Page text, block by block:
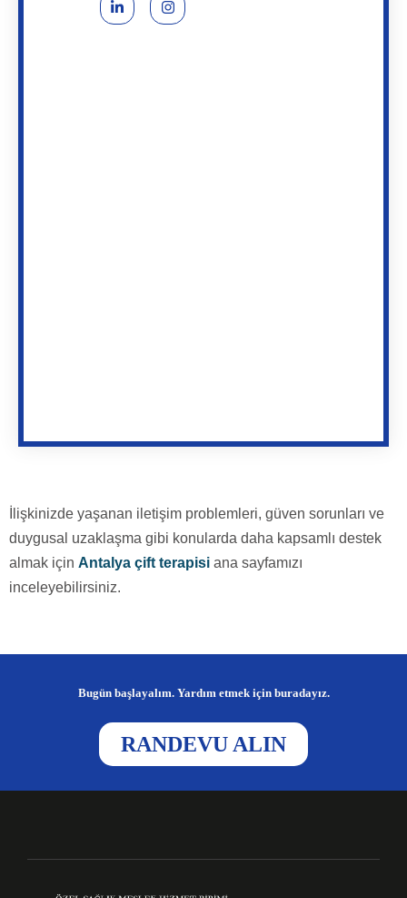
İlişkinizde yaşanan iletişim problemleri, güven sorunları ve
duygusal uzaklaşma gibi konularda daha kapsamlı destek
almak için Antalya çift terapisi ana sayfamızı
inceleyebilirsiniz.
Bugün başlayalım. Yardım etmek için buradayız.
RANDEVU ALIN